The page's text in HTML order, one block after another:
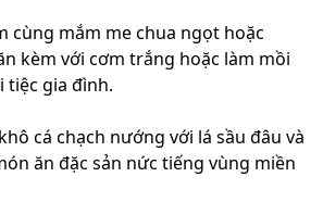
cùng mắm me chua ngọt hoặc
kèm với cơm trắng hoặc làm mồi
tiệc gia đình.
cá chạch nướng với lá sầu đâu và
ăn đặc sản nức tiếng vùng miền